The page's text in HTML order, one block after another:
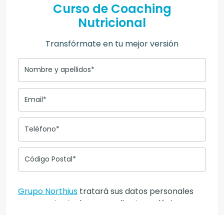
Curso de Coaching
Nutricional
Transfórmate en tu mejor versión
Nombre y apellidos*
Email*
Teléfono*
Código Postal*
Grupo Northius tratará sus datos personales
para contactarle por medios tecnológicos,